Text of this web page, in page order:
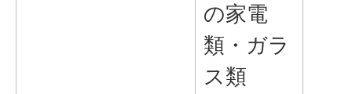
の家電
類・ガラ
ス類